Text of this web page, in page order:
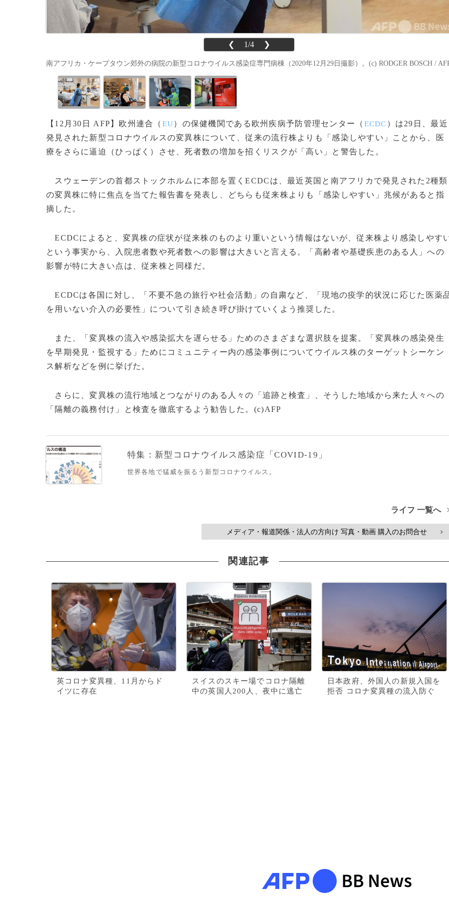
❮ 1/4 ❯
南アフリカ・ケープタウン郊外の病院の新型コロナウイルス感染症専門病棟（2020年12月29日撮影）。(c) RODGER BOSCH /
【12月30日 AFP】欧州連合（ EU）の保健機関である欧州疾病予防管理センター（ ECDC ）は29日、最近
発見された新型コロナウイルスの変異株について、従来の流行株よりも「感染しやすい」ことから、医
療をさらに逼迫（ひっぱく）させ、死者数の増加を招くリスクが「高い」と警告した。
スウェーデンの首都ストックホルムに本部を置くECDCは、最近英国と南アフリカで発見された2種類
の変異株に特に焦点を当てた報告書を発表し、どちらも従来株よりも「感染しやすい」兆候があると指
摘した。
ECDCによると、変異株の症状が従来株のものより重いという情報はないが、従来株より感染しやす
という事実から、入院患者数や死者数への影響は大きいと言える。「高齢者や基礎疾患のある人」への
影響が特に大きい点は、従来株と同様だ。
ECDCは各国に対し、「不要不急の旅行や社会活動」の自粛など、「現地の疫学的状況に応じた医薬
を用いない介入の必要性」について引き続き呼び掛けていくよう推奨した。
また、「変異株の流入や感染拡大を遅らせる」ためのさまざまな選択肢を提案。「変異株の感染発生
を早期発見・監視する」ためにコミュニティー内の感染事例についてウイルス株のターゲットシーケン
ス解析などを例に挙げた。
さらに、変異株の流行地域とつながりのある人々の「追跡と検査」、そうした地域から来た人々への
「隔離の義務付け」と検査を徹底するよう勧告した。(c)AFP
特集：新型コロナウイルス感染症「COVID-19」
世界各地で猛威を振るう新型コロナウイルス。
ライフ 一覧へ
メディア・報道関係・法人の方向け 写真・動画 購入のお問合せ >
関連記事
英コロナ変異種、11月からド
イツに存在
スイスのスキー場でコロナ隔離
中の英国人200人、夜中に逃亡
日本政府、外国人の新規入国を
拒否 コロナ変異種の流入防ぐ